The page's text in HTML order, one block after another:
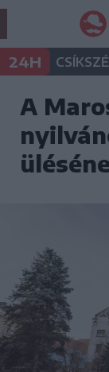
24H
A